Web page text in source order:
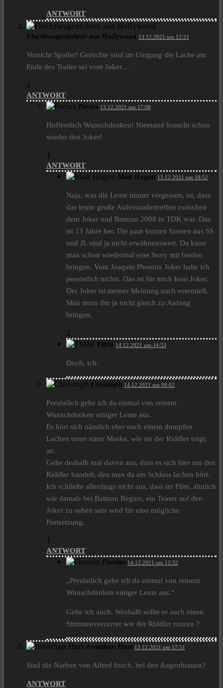
ANTWORT
Fluchtwagenfahrer aus Hollywood 13.12.2021 um 12:51
Vorsicht Spoiler! Gerüchte sind im Umgang die Lache am
Ende des Trailer sei vom Joker…
1
ANTWORT
Perios 13.12.2021 um 17:08
Hoffentlich Wunschdenken! Niemand braucht schon
wieder den Joker!
1
ANTWORT
Matt Hagen 13.12.2021 um 18:52
Naja, was die Leute immer vergessen, ist, dass
das letzte große Aufeinandertreffen zwischen
dem Joker und Batman 2008 in TDK war. Das
ist 13 Jahre her. Die paar kurzen Szenen aus SS
und JL sind ja nicht erwähnenswert. Da kann
man schon wiedermal eine Story mit beiden
bringen. Vom Joaquin Phoenix Joker halte ich
persönlich nichts. Das ist für mich kein Joker.
Der Joker ist meiner Meinung nach essentiell.
Man muss ihn ja nicht gleich zu Anfang
bringen.
2
TMM 14.12.2021 um 14:53
Doch, ich.
Christoph 14.12.2021 um 08:02
Persönlich gehe ich da einmal von reinem
Wunschdenken einiger Leute aus.
Es hört sich nämlich eher nach einem dumpfen
Lachen unter einer Maske, wie sie der Riddler trägt,
an.
Gehe deshalb mal davon aus, dass es sich hier um den
Riddler handelt, den man da am Schluss lachen hört.
Ich schließe allerdings nicht aus, dass im Film, ähnlich
wie damals bei Batman Begins, ein Teaser auf den
Joker zu sehen sein wird für eine mögliche
Fortsetzung.
1
ANTWORT
Florian 14.12.2021 um 12:32
„Persönlich gehe ich da einmal von reinem
Wunschdenken einiger Leute aus.“
Gehe ich auch. Weshalb sollte er auch einen
Stimmenverzerrer wie der Riddler nutzen ?
Jonathan Hart 13.12.2021 um 17:51
Sind die Narben von Alfred frisch, bei den Augenbrauen?
ANTWORT